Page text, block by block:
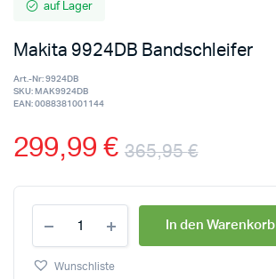
auf Lager
Makita 9924DB Bandschleifer
Art.-Nr:9924DB
SKU: MAK9924DB
EAN:0088381001144
365,95€
299,99€
In den Warenkorb
Wunschliste